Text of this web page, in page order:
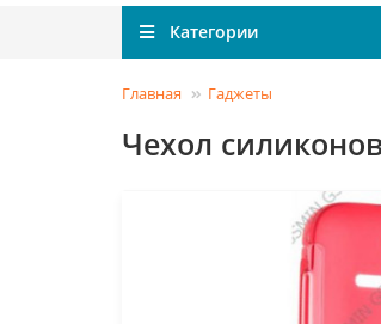
Категории
Главная Гаджеты
Чехол